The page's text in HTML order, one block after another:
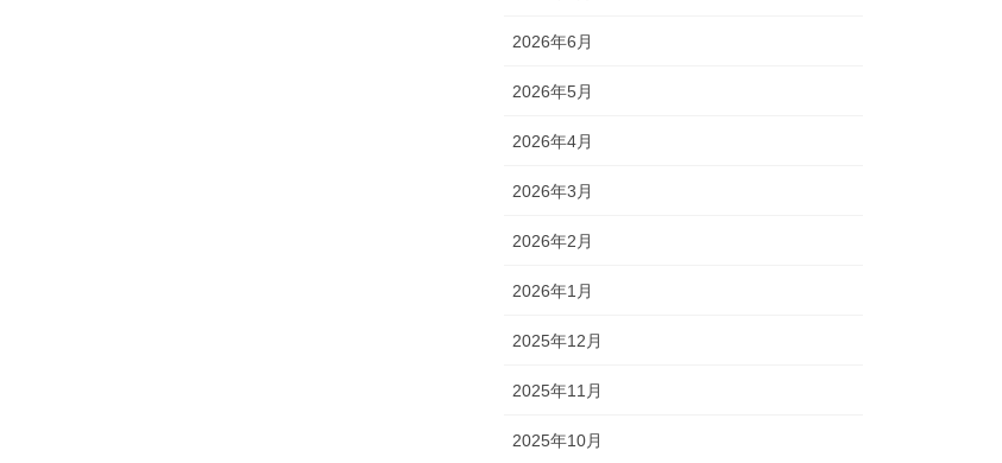
2026年6月
2026年5月
2026年4月
2026年3月
2026年2月
2026年1月
2025年12月
2025年11月
2025年10月